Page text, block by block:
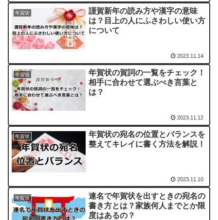
年賀状
謹賀新年の読み方や漢字の意味
は？目上の人にふさわしい使い方
について
2023.11.14
年賀状
年賀状の賀詞の一覧をチェック！
相手に合わせて選ぶべき言葉と
は？
2023.11.12
年賀状
年賀状の宛名の位置とバランスを
整えてキレイに書く方法を解説！
2023.11.10
年賀状
連名で年賀状を出すときの宛名の
書き方とは？家族何人までとか限
度はあるの？